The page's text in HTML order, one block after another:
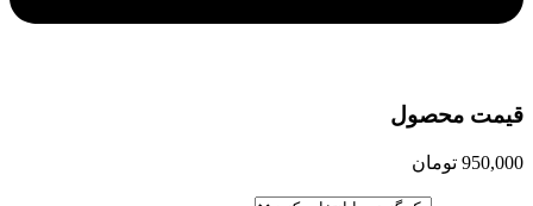
قیمت محصول
950,000 تومان